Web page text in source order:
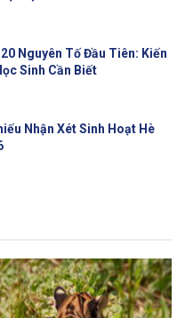
Nguyên Tố Đầu Tiên: Kiến
Sinh Cần Biết
Nhận Xét Sinh Hoạt Hè